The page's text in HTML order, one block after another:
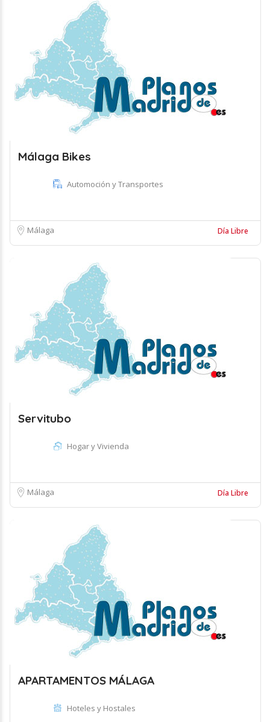
Málaga Bikes
Automoción y Transportes
Málaga Día Libre
Servitubo
Hogar y Vivienda
Málaga Día Libre
APARTAMENTOS MÁLAGA
Hoteles y Hostales